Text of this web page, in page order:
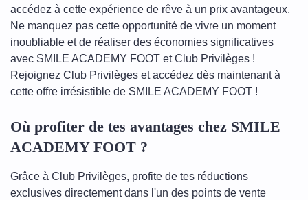
accédez à cette expérience de rêve à un prix avantageux.
Ne manquez pas cette opportunité de vivre un moment
inoubliable et de réaliser des économies significatives
avec SMILE ACADEMY FOOT et Club Privilèges !
Rejoignez Club Privilèges et accédez dès maintenant à
cette offre irrésistible de SMILE ACADEMY FOOT !
Où profiter de tes avantages chez SMILE
ACADEMY FOOT ?
Grâce à Club Privilèges, profite de tes réductions
exclusives directement dans l'un des points de vente